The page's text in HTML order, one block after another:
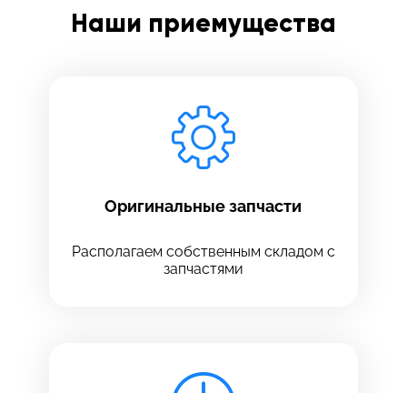
Наши приемущества
Оригинальные запчасти
Располагаем собственным складом с
запчастями
Отправить
Введите телефон
Введите номер договора